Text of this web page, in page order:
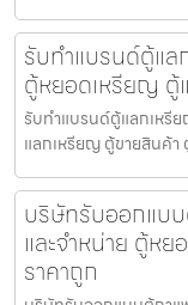
รับทำแบรนด์ตู้แล
ตู้หยอดเหรียญ ตู้
รับทำแบรนด์ตู้แลกเหรี
แลกเหรียญ ตู้ขายสินค้
บริษัทรับออกแบ
และจำหน่าย ตู้ห
ราคาถูก